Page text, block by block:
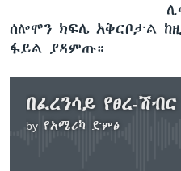
ሰሎሞን ክፍሌ አቅርቦታል
ፋይል ያዳምጡ።
በፈረንሳይ የፀረ-
by የአሜሪካ ድምፅ
No media